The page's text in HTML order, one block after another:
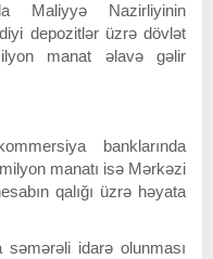
Maliyyə Nazirliyinin
depozitlər üzrə dövlət
manat əlavə gəlir
banklarında
manatı isə Mərkəzi
qalığı üzrə həyata
idarə olunması